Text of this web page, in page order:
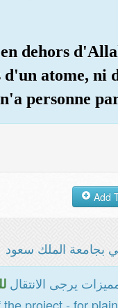
dehors
d'un atome,
personne
بجامعة الملك سعود
يرجى الانتقال